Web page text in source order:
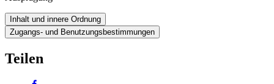
Inhalt und innere Ordnung
Zugangs- und Benutzungsbestimmungen
Teilen